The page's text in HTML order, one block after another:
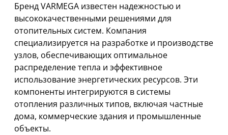
Бренд VARMEGA известен надежностью и
высококачественными решениями для
отопительных систем. Компания
специализируется на разработке и производстве
узлов, обеспечивающих оптимальное
распределение тепла и эффективное
использование энергетических ресурсов. Эти
компоненты интегрируются в системы
отопления различных типов, включая частные
дома, коммерческие здания и промышленные
объекты.